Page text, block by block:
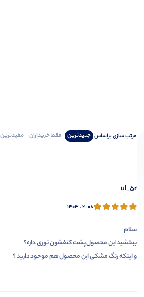
مرتب‌ سازی‌ بر‌اساس جدیدترین فقط‌ خریداران‌ مفیدترین
ul_5r
۱۴۰۳ . ۲ . ۰۸
سلام
ببخشید این محصول پشت کتفشون توری داره؟
و اینکه رنگ مشکی این محصول هم موحود دارید ؟